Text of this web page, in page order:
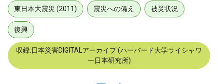
東日本大震災 (2011) 震災への備え 被災状況
復興
収録:日本災害DIGITALアーカイブ (ハーバード大学ライシャワ
ー日本研究所)